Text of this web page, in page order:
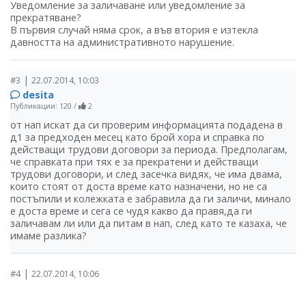
Уведомление за заличаване или уведомление за
прекратяване?
В първия случай няма срок, а във втория е изтекла
давността на административното нарушение.
#3 | 22.07.2014, 10:03
desita
Публикации: 120 / 2
от нап искат да си проверим информацията подадена в
д1 за предходен месец като брой хора и справка по
действащи трудови договори за периода. Предполагам,
че справката при тях е за прекратени и действащи
трудови договори, и след засечка видях, че има двама,
които стоят от доста време като назначени, но не са
постъпили и колежката е забравила да ги заличи, минало
е доста време и сега се чудя какво да правя,да ги
заличавам ли или да питам в нап, след като те казаха, че
имаме разлика?
#4| 22.07.2014, 10:06